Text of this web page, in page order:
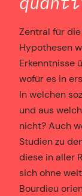
Zentral für
Hypothesen
Erkenntnisse
wofür es in
In welchen
und aus
nicht? Auch
Studien zu
diese in aller
sich ohne
Bourdieu